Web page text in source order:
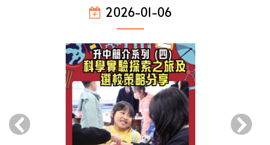
2026-01-06
‹ ›